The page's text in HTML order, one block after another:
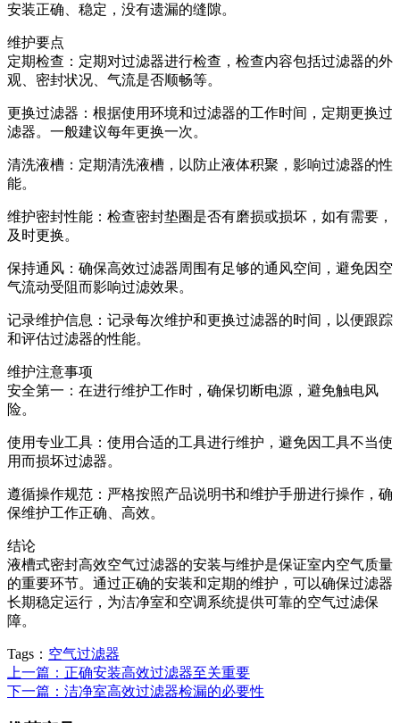
安装正确、稳定，没有遗漏的缝隙。
维护要点
定期检查：定期对过滤器进行检查，检查内容包括过滤器的外
观、密封状况、气流是否顺畅等。
更换过滤器：根据使用环境和过滤器的工作时间，定期更换过
滤器。一般建议每年更换一次。
清洗液槽：定期清洗液槽，以防止液体积聚，影响过滤器的性
能。
维护密封性能：检查密封垫圈是否有磨损或损坏，如有需要，
及时更换。
保持通风：确保高效过滤器周围有足够的通风空间，避免因空
气流动受阻而影响过滤效果。
记录维护信息：记录每次维护和更换过滤器的时间，以便跟踪
和评估过滤器的性能。
维护注意事项
安全第一：在进行维护工作时，确保切断电源，避免触电风
险。
使用专业工具：使用合适的工具进行维护，避免因工具不当使
用而损坏过滤器。
遵循操作规范：严格按照产品说明书和维护手册进行操作，确
保维护工作正确、高效。
结论
液槽式密封高效空气过滤器的安装与维护是保证室内空气质量
的重要环节。通过正确的安装和定期的维护，可以确保过滤器
长期稳定运行，为洁净室和空调系统提供可靠的空气过滤保
障。
Tags： 空气过滤器
上一篇：正确安装高效过滤器至关重要
下一篇：洁净室高效过滤器检漏的必要性